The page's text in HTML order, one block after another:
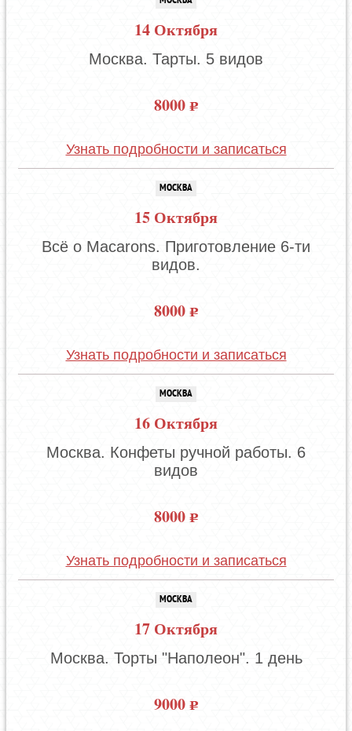
14 Октября
Москва. Тарты. 5 видов
8000
Узнать подробности и записаться
МОСКВА
15 Октября
Всё о Macarons. Приготовление 6-ти
видов.
8000
Узнать подробности и записаться
МОСКВА
16 Октября
Москва. Конфеты ручной работы. 6
видов
8000
Узнать подробности и записаться
МОСКВА
17 Октября
Москва. Торты "Наполеон". 1 день
9000